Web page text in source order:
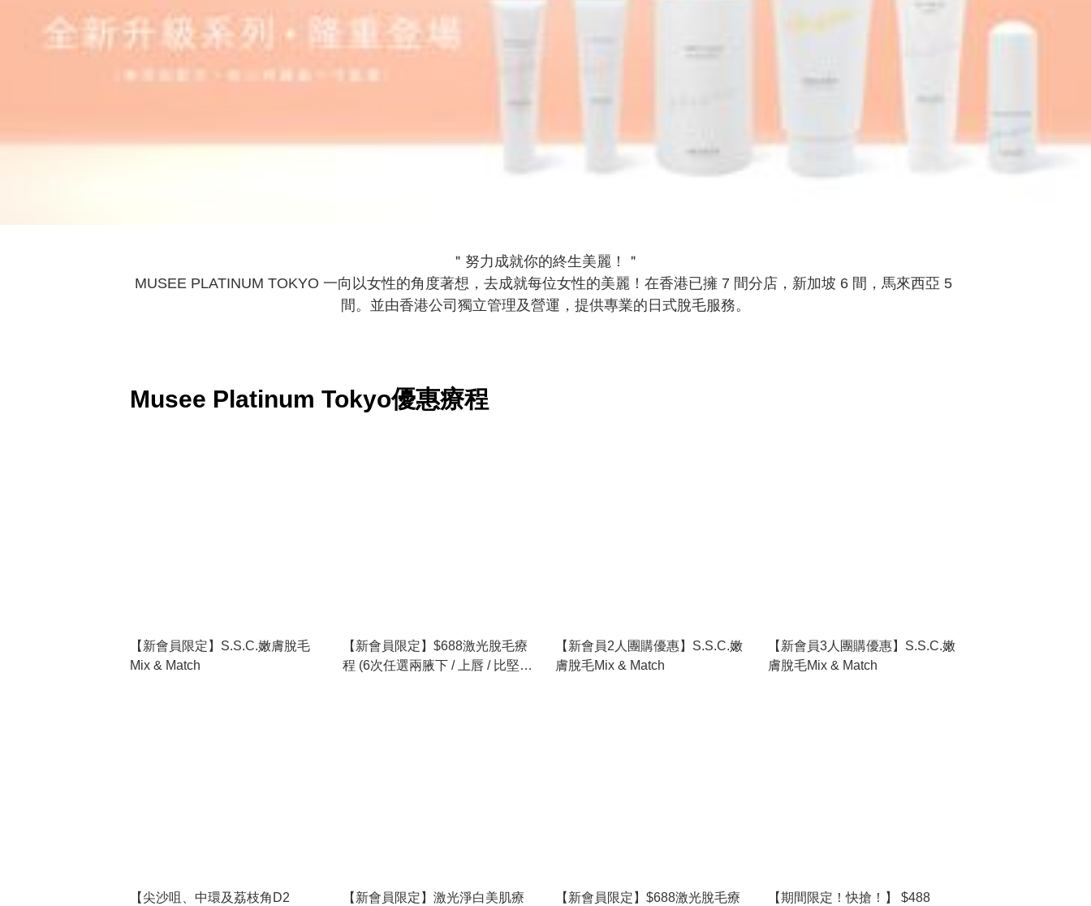
＂努力成就你的終生美麗！＂
MUSEE PLATINUM TOKYO 一向以女性的角度著想，去成就每位女性的美麗！在香港已擁 7 間分店，新加坡 6 間，馬來西亞 5
間。並由香港公司獨立管理及營運，提供專業的日式脫毛服務。
我們了解顧客想如何擁有美麗的肌膚，以及對肌膚的煩惱後…
Musee Platinum Tokyo優惠療程
【新會員限定】S.S.C.嫩膚脫毛
Mix & Match
【新會員限定】$688激光脫毛療
程 (6次任選兩腋下 / 上唇 / 比堅尼
【新會員2人團購優惠】S.S.C.嫩
膚脫毛Mix & Match
【新會員3人團購優惠】S.S.C.嫩
膚脫毛Mix & Match
【尖沙咀、中環及荔枝角D2
【新會員限定】激光淨白美肌療
【新會員限定】$688激光脫毛療
【期間限定！快搶！】 $488